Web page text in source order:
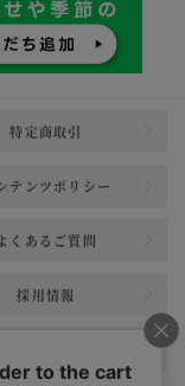
特定商取引
テンツポリシー
くあるご質問
採用情報